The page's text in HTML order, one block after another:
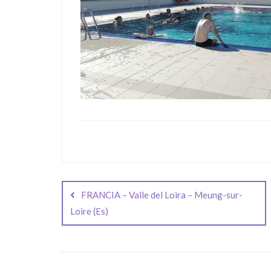
Navegación
de
entradas
FRANCIA – Valle del Loira – Meung-sur-
Loire (Es)